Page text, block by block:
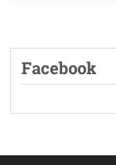
Facebook